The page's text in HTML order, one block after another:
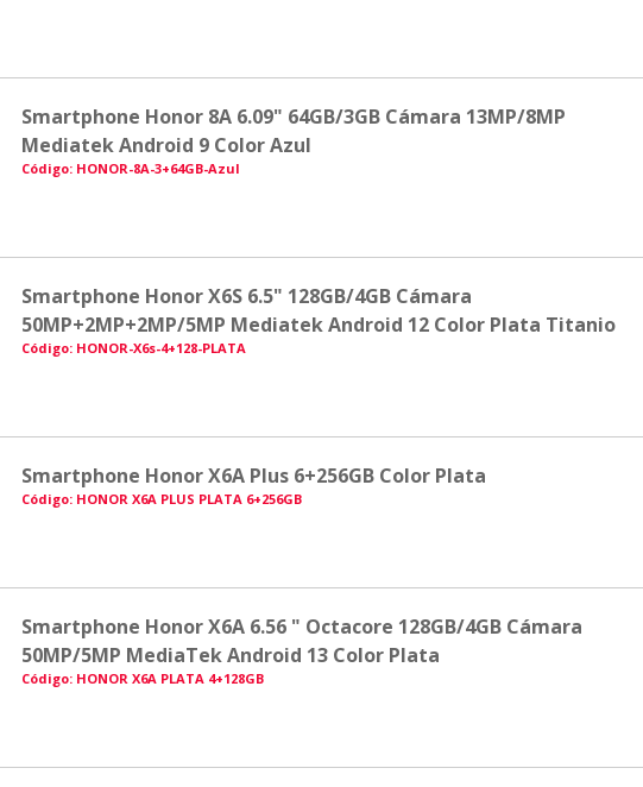
Smartphone Honor 8A 6.09" 64GB/3GB Cámara 13MP/8MP
Mediatek Android 9 Color Azul
Código: HONOR-8A-3+64GB-Azul
Smartphone Honor X6S 6.5" 128GB/4GB Cámara
50MP+2MP+2MP/5MP Mediatek Android 12 Color Plata Titanio
Código: HONOR-X6s-4+128-PLATA
Smartphone Honor X6A Plus 6+256GB Color Plata
Código: HONOR X6A PLUS PLATA 6+256GB
Smartphone Honor X6A 6.56 " Octacore 128GB/4GB Cámara
50MP/5MP MediaTek Android 13 Color Plata
Código: HONOR X6A PLATA 4+128GB